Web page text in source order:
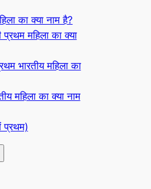
का क्या नाम है?
प्रथम महिला का क्या
भारतीय महिला का
महिला का क्या नाम
प्रथम)